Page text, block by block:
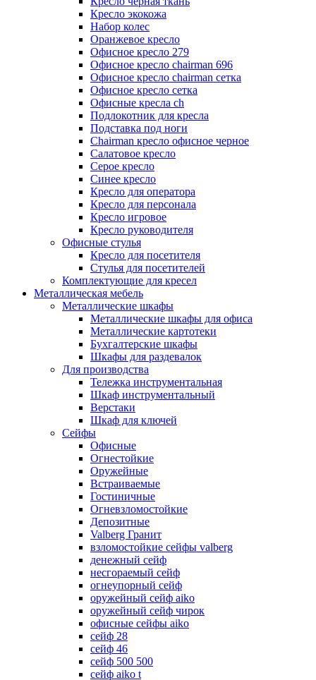
Кресло экокожа
Набор колес
Оранжевое кресло
Офисное кресло 279
Офисное кресло chairman 696
Офисное кресло chairman сетка
Офисное кресло сетка
Офисные кресла ch
Подлокотник для кресла
Подставка под ноги
Сhairman кресло офисное черное
Салатовое кресло
Серое кресло
Синее кресло
Кресло для оператора
Кресло для персонала
Кресло игровое
Кресло руководителя
Офисные стулья
Кресло для посетителя
Стулья для посетителей
Комплектующие для кресел
Металлическая мебель
Металлические шкафы
Металлические шкафы для офиса
Металлические картотеки
Бухгалтерские шкафы
Шкафы для раздевалок
Для производства
Тележка инструментальная
Шкаф инструментальный
Верстаки
Шкаф для ключей
Сейфы
Офисные
Огнестойкие
Оружейные
Встраиваемые
Гостиничные
Огневзломостойкие
Депозитные
Valberg Гранит
взломостойкие сейфы valberg
денежный сейф
несгораемый сейф
огнеупорный сейф
оружейный сейф aiko
оружейный сейф чирок
офисные сейфы aiko
сейф 28
сейф 46
сейф 500 500
сейф aiko t